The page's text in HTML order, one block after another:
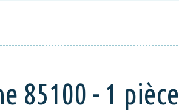
85100 - 1 pièce